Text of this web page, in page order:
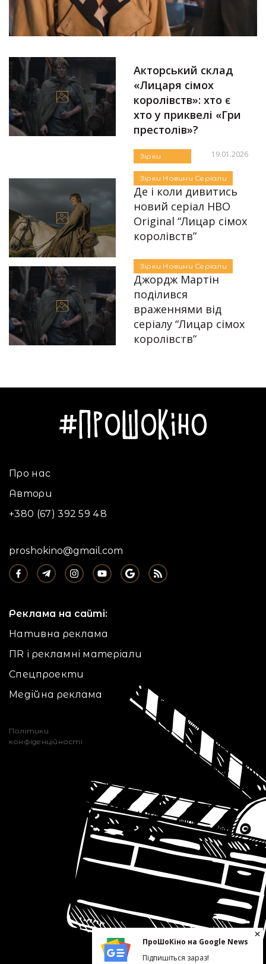
Зірки
Новини
Серіали
Акторський склад
«Лицаря сімох
королівств»: хто є
хто у приквелі «Гри
престолів»?
19.01.2026
Зірки Новини Серіали
Де і коли дивитись
новий серіал HBO
Original “Лицар сімох
королівств”
Автор:
Зірки Новини Серіали
Джордж Мартін
поділився
враженнями від
серіалу “Лицар сімох
королівств”
Автор: Єгор Бунін
Про нас
Автори
+380 (67) 392 59 48
proshokino@gmail.com
Реклама на сайті:
Нативна реклама
ПR і рекламні матеріали
Спецпроекти
Медійна реклама
Політики
конфіденційності
ПроШоКіно на Google News
Підпишіться зараз!